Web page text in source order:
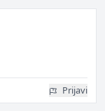
Prijavi